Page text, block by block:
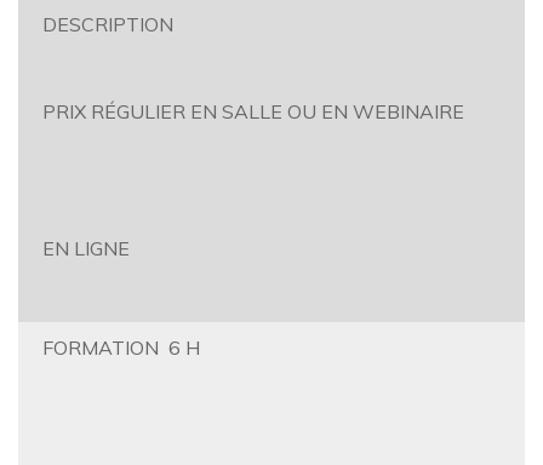
DESCRIPTION
PRIX RÉGULIER EN SALLE OU EN WEBINAIRE
EN LIGNE
FORMATION 6 H